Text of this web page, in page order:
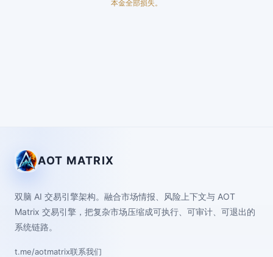
本金全部损失。
AOT MATRIX
双脑 AI 交易引擎架构。融合市场情报、风险上下文与 AOT
Matrix 交易引擎，把复杂市场压缩成可执行、可审计、可退出的
系统链路。
t.me/aotmatrix联系我们